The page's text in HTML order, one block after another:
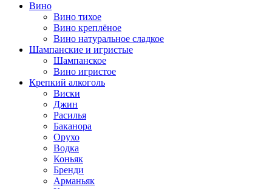
Вино
Вино тихое
Вино креплёное
Вино натуральное сладкое
Шампанские и игристые
Шампанское
Вино игристое
Крепкий алкоголь
Виски
Джин
Расилья
Баканора
Орухо
Водка
Коньяк
Бренди
Арманьяк